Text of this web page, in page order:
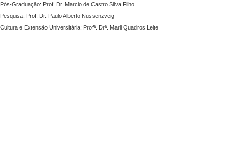
Pós-Graduação: Prof. Dr. Marcio de Castro Silva Filho
Pesquisa: Prof. Dr. Paulo Alberto Nussenzveig
Cultura e Extensão Universitária: Profª. Drª. Marli Quadros Leite